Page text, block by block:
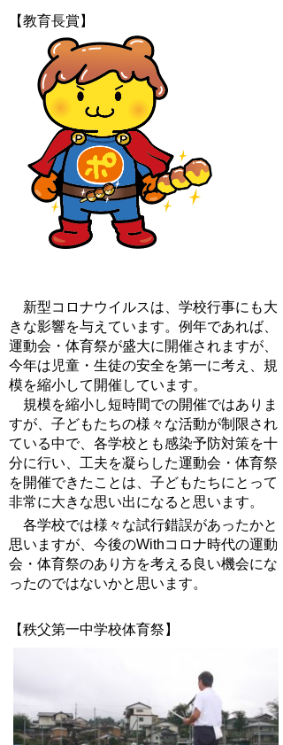
【教育長賞】
新型コロナウイルスは、学校行事にも大
きな影響を与えています。例年であれば、
運動会・体育祭が盛大に開催されますが、
今年は児童・生徒の安全を第一に考え、規
模を縮小して開催しています。
規模を縮小し短時間での開催ではありま
すが、子どもたちの様々な活動が制限され
ている中で、各学校とも感染予防対策を十
分に行い、工夫を凝らした運動会・体育祭
を開催できたことは、子どもたちにとって
非常に大きな思い出になると思います。
各学校では様々な試行錯誤があったかと
思いますが、今後のWithコロナ時代の運動
会・体育祭のあり方を考える良い機会にな
ったのではないかと思います。
【秩父第一中学校体育祭】